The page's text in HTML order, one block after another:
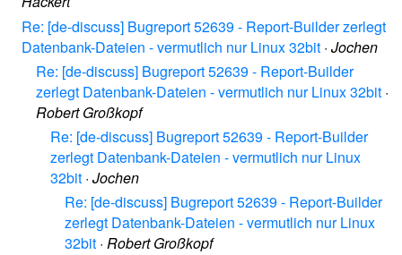
Re: [de-discuss] Bugreport 52639 - Report-Builder zerlegt
Datenbank-Dateien - vermutlich nur Linux 32bit · Jochen
Re: [de-discuss] Bugreport 52639 - Report-Builder
zerlegt Datenbank-Dateien - vermutlich nur Linux 32bit ·
Robert Großkopf
Re: [de-discuss] Bugreport 52639 - Report-Builder
zerlegt Datenbank-Dateien - vermutlich nur Linux
32bit · Jochen
Re: [de-discuss] Bugreport 52639 - Report-Builder
zerlegt Datenbank-Dateien - vermutlich nur Linux
32bit · Robert Großkopf